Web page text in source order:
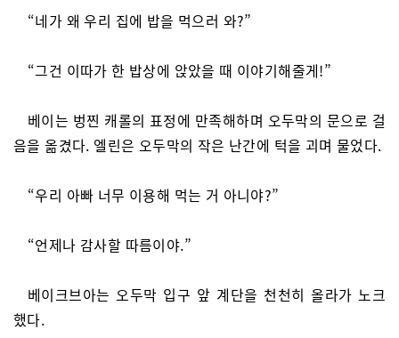
“네가 왜 우리 집에 밥을 먹으러 와?”
“그건 이따가 한 밥상에 앉았을 때 이야기해줄게!”
베이는 벙찐 캐롤의 표정에 만족해하며 오두막의 문으로 걸
음을 옮겼다. 엘린은 오두막의 작은 난간에 턱을 괴며 물었다.
“우리 아빠 너무 이용해 먹는 거 아니야?”
“언제나 감사할 따름이야.”
베이크브아는 오두막 입구 앞 계단을 천천히 올라가 노크
했다.